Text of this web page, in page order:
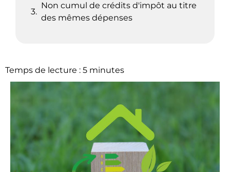
Non cumul de crédits d'impôt au titre
des mêmes dépenses
Temps de lecture : 5 minutes